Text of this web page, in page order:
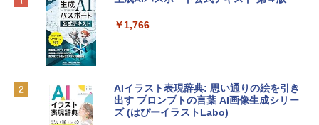
e Intelligenceのために設計、Liquid Ret
￥119,800
インゲームコード】 ロブロックス | オン
Robloxギフトカード - 1000 Robux 【限
定バーチャルアイテムを含む】 【オンラ
￥1,766
AIイラスト表現辞典: 思い通りの絵を引き
出す プロンプトの言葉 AI画像生成シリー
ズ (はぴーイラストLabo)